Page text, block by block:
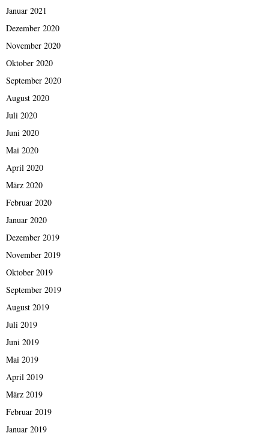
Januar 2021
Dezember 2020
November 2020
Oktober 2020
September 2020
August 2020
Juli 2020
Juni 2020
Mai 2020
April 2020
März 2020
Februar 2020
Januar 2020
Dezember 2019
November 2019
Oktober 2019
September 2019
August 2019
Juli 2019
Juni 2019
Mai 2019
April 2019
März 2019
Februar 2019
Januar 2019